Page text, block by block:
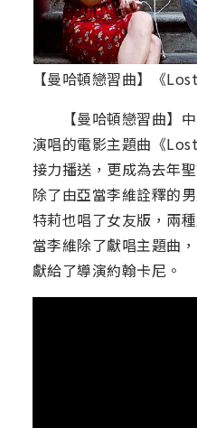
【曼哈頓戀習曲】《
【曼哈頓戀習曲】中
演唱的電影主題曲《
接力播送，更成為去年
除了由亞當李維詮釋的
特莉也唱了女友版，兩
當李維除了獻唱主題曲
獻給了導演約翰卡尼。